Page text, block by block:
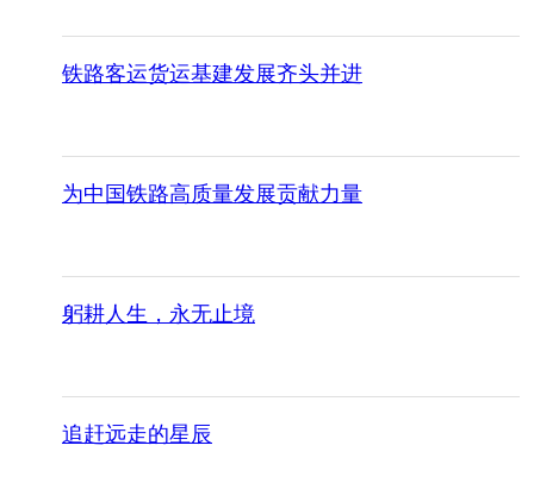
铁路客运货运基建发展齐头并进
为中国铁路高质量发展贡献力量
躬耕人生，永无止境
追赶远走的星辰